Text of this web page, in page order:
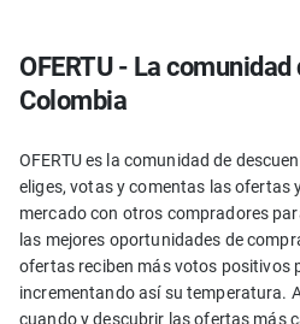
OFERTU - La
Colombia
OFERTU es la comunidad de
eliges, votas y comentas las ofertas
mercado con otros compradores
las mejores oportunidades de
ofertas reciben más votos positivos
incrementando así su temperatura.
cuando y descubrir las ofertas más